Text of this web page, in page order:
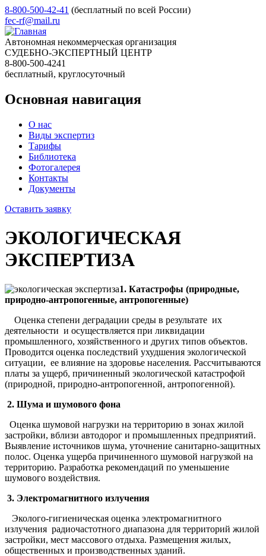
8-800-500-42-41 (бесплатный по всей России)
fec-rf@mail.ru
Автономная некоммерческая организация
СУДЕБНО-ЭКСПЕРТНЫЙ ЦЕНТР
8-800-500-4241
бесплатный, круглосуточный
Основная навигация
О нас
Виды экспертиз
Тарифы
Библиотека
Фотогалерея
Контакты
Документы
Оставить заявку
ЭКОЛОГИЧЕСКАЯ
ЭКСПЕРТИЗА
1. Катастрофы (природные,
природно-антропогенные, антропогенные)
Оценка степени деградации среды в результате их
деятельности и осуществляется при ликвидации
промышленного, хозяйственного и других типов объектов.
Проводится оценка последствий ухудшения экологической
ситуации, ее влияние на здоровье населения. Рассчитываются
платы за ущерб, причиненный экологической катастрофой
(природной, природно-антропогенной, антропогенной).
2. Шума и шумового фона
Оценка шумовой нагрузки на территорию в зонах жилой
застройки, вблизи автодорог и промышленных предприятий.
Выявление источников шума, уточнение санитарно-защитных
полос. Оценка ущерба причиненного шумовой нагрузкой на
территорию. Разработка рекомендаций по уменьшение
шумового воздействия.
3. Электромагнитного излучения
Эколого-гигиеническая оценка электромагнитного
излучения радиочастотного диапазона для территорий жилой
застройки, мест массового отдыха. Размещения жилых,
общественных и производственных зданий.